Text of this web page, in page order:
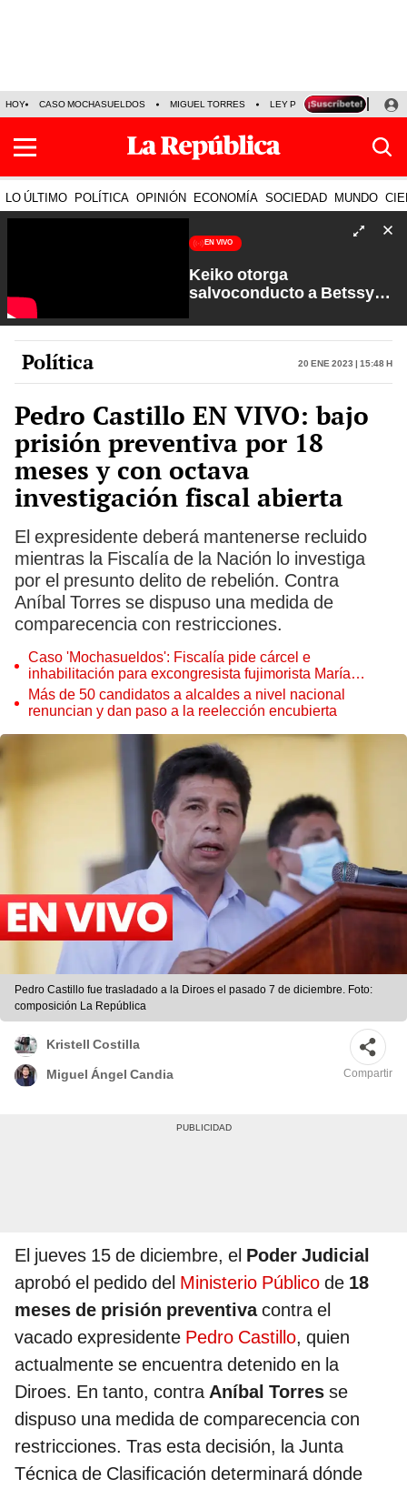
HOY CASO MOCHASUELDOS MIGUEL TORRES LEY PULPÍN PRECIO DEL
LO ÚLTIMO POLÍTICA OPINIÓN ECONOMÍA SOCIEDAD MUNDO
EN VIVO
Keiko otorga
salvoconducto a Betssy
Petroperú | Sin Guion con
Rosa María Palacios
Política 20 Ene 2023 | 15:48 h
Pedro Castillo EN VIVO: bajo
prisión preventiva por 18
meses y con octava
investigación fiscal abierta
El expresidente deberá mantenerse recluido
mientras la Fiscalía de la Nación lo investiga
por el presunto delito de rebelión. Contra
Aníbal Torres se dispuso una medida de
comparecencia con restricciones.
Caso 'Mochasueldos': Fiscalía pide cárcel e
inhabilitación para excongresista fujimorista María
Cordero Jon Tay
Más de 50 candidatos a alcaldes a nivel nacional
renuncian y dan paso a la reelección encubierta
Pedro Castillo fue trasladado a la Diroes el pasado 7 de diciembre. Foto:
composición La República
Kristell Costilla
Miguel Ángel Candia Compartir
El jueves 15 de diciembre, el Poder Judicial
aprobó el pedido del Ministerio Público de 18
meses de prisión preventivacontra el
vacado expresidente Pedro Castillo, quien
actualmente se encuentra detenido en la
Diroes. En tanto, contraAníbal Torres se
dispuso una medida de comparecencia con
restricciones. Tras esta decisión, la Junta
Técnica de Clasificación determinará dónde